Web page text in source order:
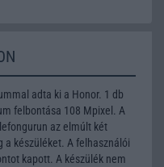
adta ki a Honor. 1 db
felbontása 108 Mpixel. A
az elmúlt két
készüléket. A felhasználói
kapott. A készülék nem